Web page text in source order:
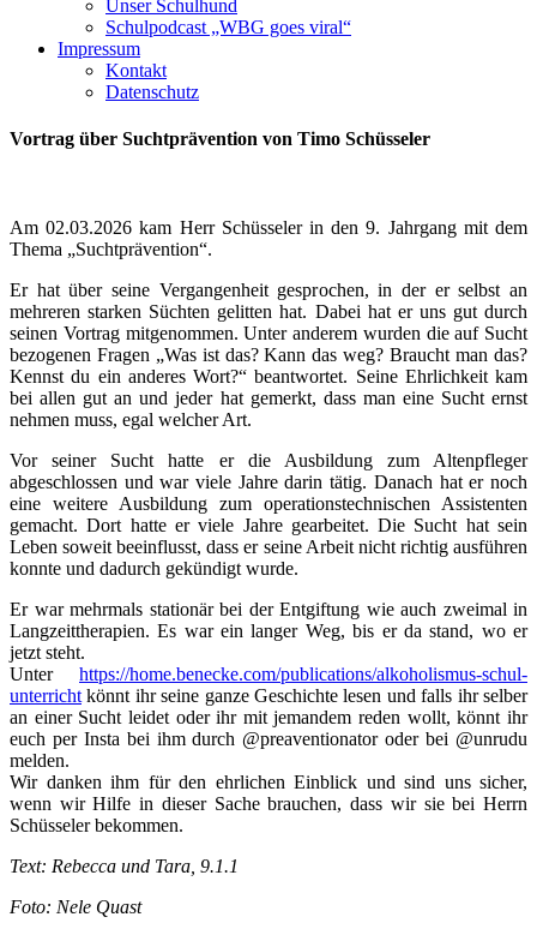
Unser Schulhund
Schulpodcast „WBG goes viral“
Impressum
Kontakt
Datenschutz
Vortrag über Suchtprävention von Timo Schüsseler
Am 02.03.2026 kam Herr Schüsseler in den 9. Jahrgang mit dem
Thema „Suchtprävention“.
Er hat über seine Vergangenheit gesprochen, in der er selbst an
mehreren starken Süchten gelitten hat. Dabei hat er uns gut durch
seinen Vortrag mitgenommen. Unter anderem wurden die auf Sucht
bezogenen Fragen „Was ist das? Kann das weg? Braucht man das?
Kennst du ein anderes Wort?“ beantwortet. Seine Ehrlichkeit kam
bei allen gut an und jeder hat gemerkt, dass man eine Sucht ernst
nehmen muss, egal welcher Art.
Vor seiner Sucht hatte er die Ausbildung zum Altenpfleger
abgeschlossen und war viele Jahre darin tätig. Danach hat er noch
eine weitere Ausbildung zum operationstechnischen Assistenten
gemacht. Dort hatte er viele Jahre gearbeitet. Die Sucht hat sein
Leben soweit beeinflusst, dass er seine Arbeit nicht richtig ausführen
konnte und dadurch gekündigt wurde.
Er war mehrmals stationär bei der Entgiftung wie auch zweimal in
Langzeittherapien. Es war ein langer Weg, bis er da stand, wo er
jetzt steht.
Unter https://home.benecke.com/publications/alkoholismus-schul-
unterricht könnt ihr seine ganze Geschichte lesen und falls ihr selber
an einer Sucht leidet oder ihr mit jemandem reden wollt, könnt ihr
euch per Insta bei ihm durch @preaventionator oder bei @unrudu
melden.
Wir danken ihm für den ehrlichen Einblick und sind uns sicher,
wenn wir Hilfe in dieser Sache brauchen, dass wir sie bei Herrn
Schüsseler bekommen.
Text: Rebecca und Tara, 9.1.1
Foto: Nele Quast